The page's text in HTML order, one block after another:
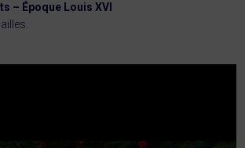
– Époque Louis XVI